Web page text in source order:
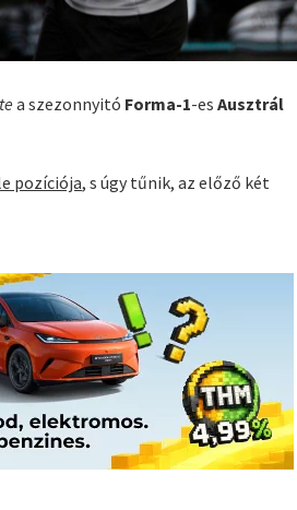
a szezonnyitó Forma-1-esAusztrál
pozíciója, s úgy tűnik, az előző két